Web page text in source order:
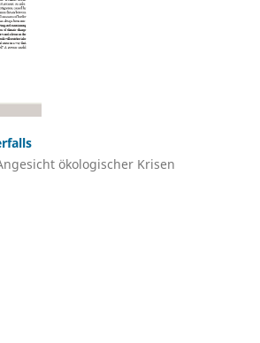
ökologischer Krisen